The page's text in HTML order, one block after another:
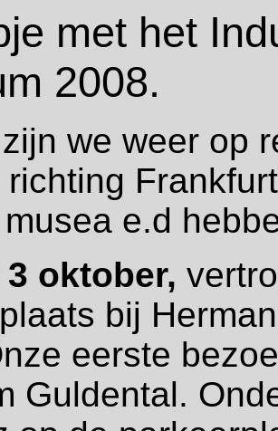
met het
2008.
we weer op
e.d
oktober,
bij
eerste
Guldental.